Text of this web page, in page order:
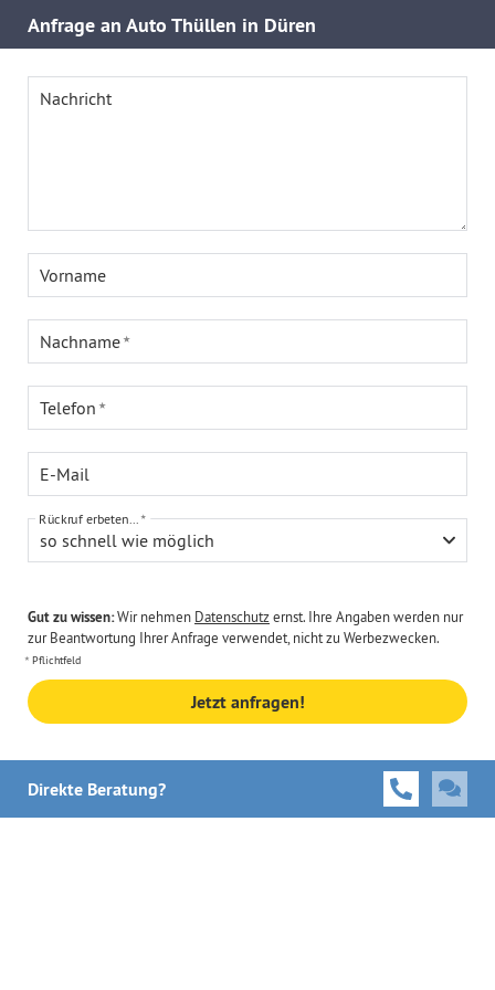
Anfrage an Auto Thüllen in Düren
Nachricht
Vorname
Nachname
Telefon
E-Mail
so schnell wie möglich
Rückruf erbeten...
Gut zu wissen:Wir nehmen Datenschutzernst. Ihre Angaben werden nur
zur Beantwortung Ihrer Anfrage verwendet, nicht zu Werbezwecken.
Pflichtfeld
Jetzt anfragen!
Direkte Beratung?